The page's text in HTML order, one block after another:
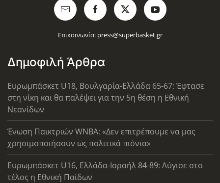
Επικοινωνία: press@superbasket.gr
Δημοφιλή Άρθρα
Ευρωμπάσκετ U18, Βουλγαρία-Ελλάδα 65-67: Έφτασε
στη νίκη και θα παλέψει για την 5η θέση η Εθνική
Νεανίδων
Ένωση Παικτριών WNBA: «Δεν επιτρέπουμε να μας
χρησιμοποιήσουν ως πολιτικά πιόνια»
Ευρωμπάσκετ U16, Ελλάδα-Ισραήλ 84-89: Λύγισε στο
τέλος η Εθνική Παίδων